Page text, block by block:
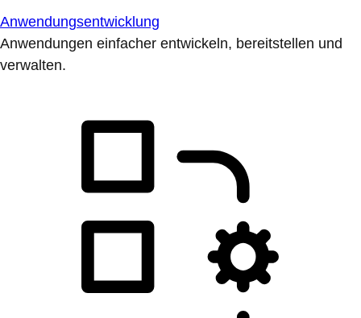
Anwendungsentwicklung
Anwendungen einfacher entwickeln, bereitstellen und
verwalten.